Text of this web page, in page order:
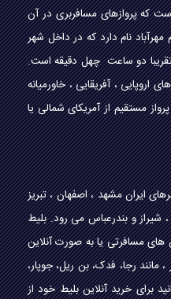
که پروازهای مسافربری در آن
نام دارد که در داخل شهر
تقریبا دو ساعت چهل دقیقه است.
اروپایی ، آفریقایی ، خاورمیانه
مستقیم از آمریکای شمالی یا
ایران مشهد ، اصفهان ، تبریز
شیراز و بندرعباس می رود. بلیط
های مسافرتی یا به صورت آنلاین
رجا، فدک، بن ریل، جوپار،
برای خرید آنلاین بلیط خود از